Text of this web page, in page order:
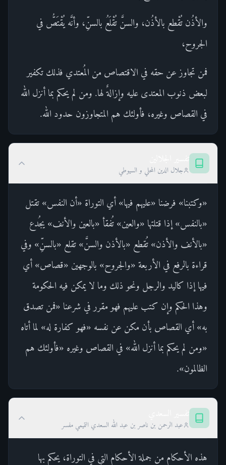
والأذُن تُقْطع بالأذُن، والسنَّ تُقْلَعُ بالسنِّ، وأنَّه يُقْتَصُّ في
الجروح،
فمن تجاوز عن حقه في الاقتصاص من المُعتدي فذلك تكفير
لبعض ذنوب المعتدى عليه وإزالةٌ لها. ومن لم يحكم بما أنزل الله
في القصاص وغيره، فأولئك هم المتجاوزون حدود الله.
جلال الدين المحلي و السيوطي
«وكتبنا» فرضنا «عليهم فيها» أي التوراة «أن النفس» تقتل
«بالنفس» إذا قتلتها «والعين» تُفقأ «بالعين والأنف» يجُدع
«بالأنف والأذن» تُقطع «بالأذن والسنَّ» تقلع «بالسنِّ» وفي
قراءة بالرفع في الأربعة «والجروح» بالوجهين «قصاص» أي
فيها إذا كاليد والرجل ونحو ذلك وما لا يمكن فيه الحكومة
وهذا الحكم وإن كتب عليهم فهو مقرر في شرعنا «فمن تصدق
به» أي القصاص بأن مكن عن نفسه «فهو كفارة له» لما أتاه
«ومن لم يحكم بما أنزل الله» في القصاص وغيره «فأولئك هم
الظالمون».
عبد الرحمن بن ناصر بن عبد الله السعدي التميمي مفسر
هذه الأحكام من جملة الأحكام التي في التوراة، يحكم بها